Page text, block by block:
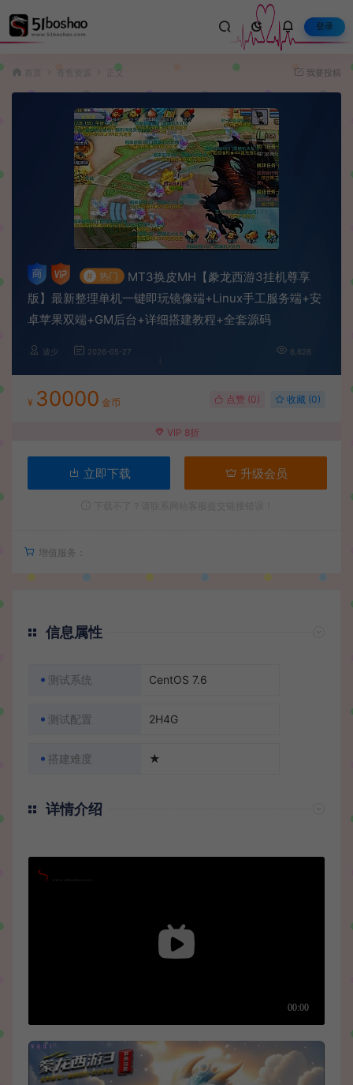
登录
寄售资源 正文 我要投稿
# 热门
MT3换皮MH【豢龙西游3挂机尊享
版】最新整理单机一键即玩镜像端+Linux手工服务端+安
卓苹果双端+GM后台+详细搭建教程+全套源码
波少 2026-05-27 6,628
¥ 30000 金币 点赞 (0) 收藏 (0)
VIP 8折
立即下载 升级会员
增值服务：
信息属性
测试系统 CentOS 7.6
测试配置 2H4G
搭建难度 ★
详情介绍